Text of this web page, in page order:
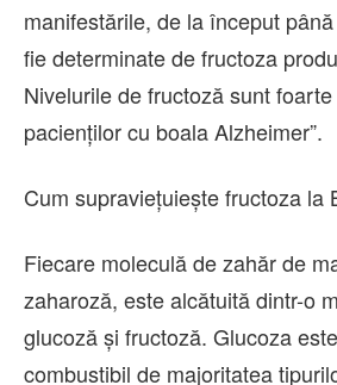
manifestările, de la început
fie determinate de fructoza
Nivelurile de fructoză sunt
pacienților cu boala Alzheimer”.
Cum supraviețuiește fructoza la
Fiecare moleculă de zahăr de
zaharoză, este alcătuită dintr-o
glucoză și fructoză. Glucoza
combustibil de majoritatea